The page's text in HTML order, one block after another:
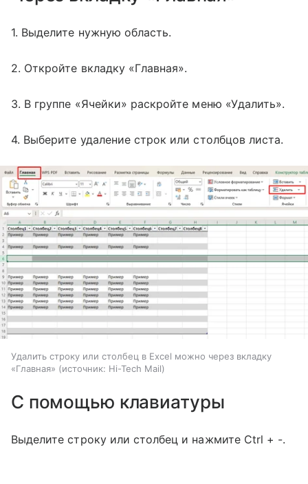
1. Выделите нужную область.
2. Откройте вкладку «Главная».
3. В группе «Ячейки» раскройте меню «Удалить».
4. Выберите удаление строк или столбцов листа.
Удалить строку или столбец в Excel можно через вкладку
«Главная»
источник: Hi-Tech Mail
С помощью клавиатуры
Выделите строку или столбец и нажмите Ctrl + -.